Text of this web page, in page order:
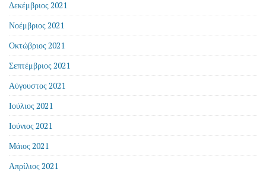
Δεκέμβριος 2021
Νοέμβριος 2021
Οκτώβριος 2021
Σεπτέμβριος 2021
Αύγουστος 2021
Ιούλιος 2021
Ιούνιος 2021
Μάιος 2021
Απρίλιος 2021